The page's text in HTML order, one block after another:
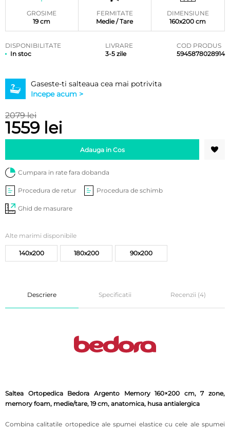
GROSIME
19 cm
FERMITATE
Medie / Tare
DIMENSIUNE
160x200 cm
DISPONIBILITATE
In stoc
LIVRARE
3-5 zile
COD PRODUS
5945878028914
Gaseste-ti salteaua cea mai potrivita
Incepe acum >
2079 lei
1559 lei
Adauga in Cos
Cumpara in rate fara dobanda
Procedura de retur Procedura de schimb
Ghid de masurare
Alte marimi disponibile
140x200 180x200 90x200
Descriere Specificatii Recenzii (4)
Saltea Ortopedica Bedora Argento Memory 160×200 cm, 7 zone,
memory foam, medie/tare, 19 cm, anatomica, husa antialergica
Combina calitatile ortopedice ale spumei elastice cu cele ale spumei